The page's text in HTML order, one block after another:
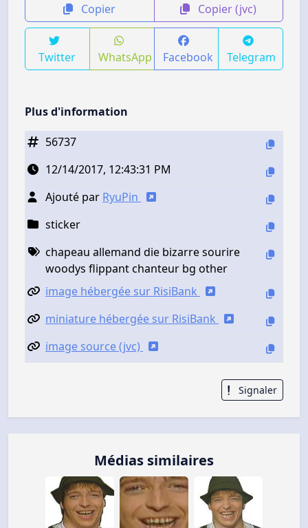
Copier Copier (jvc)
Twitter WhatsApp Facebook Telegram
Plus d'information
56737
12/14/2017, 12:43:31 PM
Ajouté par RyuPin
sticker
chapeau allemand die bizarre sourire
woodys flippant chanteur bg other
image hébergée sur RisiBank
miniature hébergée sur RisiBank
image source (jvc)
Signaler
Médias similaires